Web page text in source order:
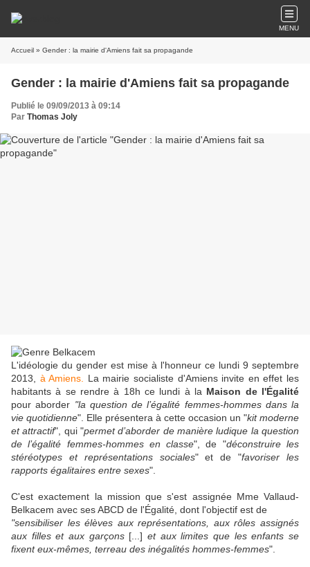
MENU
Accueil » Gender : la mairie d'Amiens fait sa propagande
Gender : la mairie d'Amiens fait sa propagande
Publié le 09/09/2013 à 09:14
Par Thomas Joly
L'idéologie du gender est mise à l'honneur ce lundi 9 septembre
2013, à Amiens.
La mairie socialiste d'Amiens invite en effet les
habitants à se rendre à 18h ce lundi à la Maison de l'Égalité
pour aborder "la question de l’égalité femmes-hommes dans la
vie quotidienne". Elle présentera à cette occasion un "kit moderne
et attractif", qui "permet d’aborder de manière ludique la question
de l’égalité femmes-hommes en classe", de "déconstruire les
stéréotypes et représentations sociales" et de "favoriser les
rapports égalitaires entre sexes".
C'est exactement la mission que s'est assignée Mme Vallaud-
Belkacem avec ses ABCD de l'Égalité, dont l'objectif est de
"sensibiliser les élèves aux représentations, aux rôles assignés
aux filles et aux garçons[...]et aux limites que les enfants se
fixent eux-mêmes, terreau des inégalités hommes-femmes".